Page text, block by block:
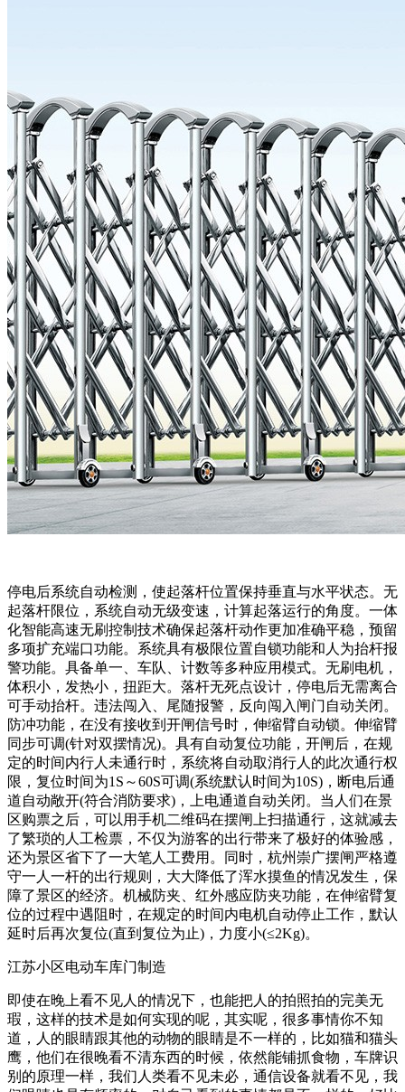
停电后系统自动检测，使起落杆位置保持垂直与水平状态。无
起落杆限位，系统自动无级变速，计算起落运行的角度。一体
化智能高速无刷控制技术确保起落杆动作更加准确平稳，预留
多项扩充端口功能。系统具有极限位置自锁功能和人为抬杆报
警功能。具备单一、车队、计数等多种应用模式。无刷电机，
体积小，发热小，扭距大。落杆无死点设计，停电后无需离合
可手动抬杆。违法闯入、尾随报警，反向闯入闸门自动关闭。
防冲功能，在没有接收到开闸信号时，伸缩臂自动锁。伸缩臂
同步可调(针对双摆情况)。具有自动复位功能，开闸后，在规
定的时间内行人未通行时，系统将自动取消行人的此次通行权
限，复位时间为1S～60S可调(系统默认时间为10S)，断电后通
道自动敞开(符合消防要求)，上电通道自动关闭。当人们在景
区购票之后，可以用手机二维码在摆闸上扫描通行，这就减去
了繁琐的人工检票，不仅为游客的出行带来了极好的体验感，
还为景区省下了一大笔人工费用。同时，杭州崇广摆闸严格遵
守一人一杆的出行规则，大大降低了浑水摸鱼的情况发生，保
障了景区的经济。机械防夹、红外感应防夹功能，在伸缩臂复
位的过程中遇阻时，在规定的时间内电机自动停止工作，默认
延时后再次复位(直到复位为止)，力度小(≤2Kg)。
江苏小区电动车库门制造
即使在晚上看不见人的情况下，也能把人的拍照拍的完美无
瑕，这样的技术是如何实现的呢，其实呢，很多事情你不知
道，人的眼睛跟其他的动物的眼睛是不一样的，比如猫和猫头
鹰，他们在很晚看不清东西的时候，依然能铺抓食物，车牌识
别的原理一样，我们人类看不见未必，通信设备就看不见，我